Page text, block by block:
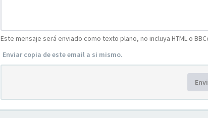
Este mensaje será enviado como texto plano, no incluya HTML o
Enviar copia de este email a si mismo.